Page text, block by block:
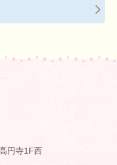
円寺1F西